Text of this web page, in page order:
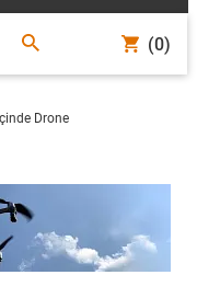
(0)
Drone